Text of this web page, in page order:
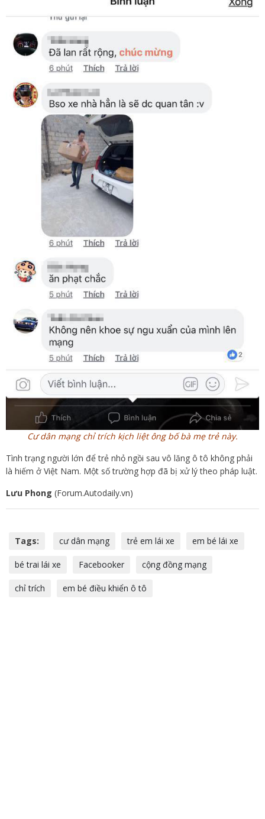
Cư dân mạng chỉ trích kịch liệt ông bố bà mẹ trẻ này.
Tình trạng người lớn để trẻ nhỏ ngồi sau vô lăng ô tô không phải
là hiếm ở Việt Nam. Một số trường hợp đã bị xử lý theo pháp luật.
Lưu Phong (Forum.Autodaily.vn)
Tags: cư dân mạng trẻ em lái xe em bé lái xe
bé trai lái xe Facebooker cộng đồng mạng
chỉ trích em bé điều khiển ô tô